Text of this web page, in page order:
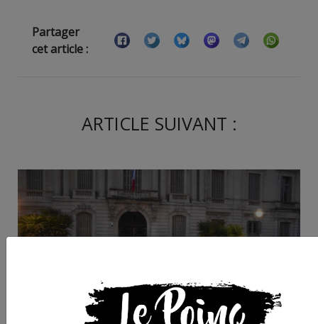
Partager
cet article :
ARTICLE SUIVANT :